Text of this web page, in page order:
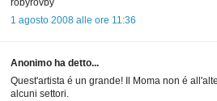
robyrovby
1 agosto 2008 alle ore 11:36
Anonimo ha detto...
Quest'artista é un grande! Il Moma non é
alcuni settori.